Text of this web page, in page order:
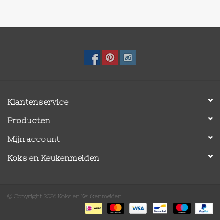
Klantenservice
Producten
Mijn account
Koks en Keukenmeiden
© Copyright 2026 Koks en Keukenmeiden